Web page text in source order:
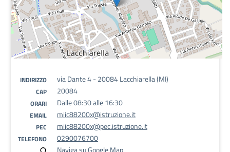
INDIRIZZO via Dante 4 - 20084 Lacchiarella (MI)
CAP 20084
ORARI Dalle 08:30 alle 16:30
EMAIL miic88200x@istruzione.it
PEC miic88200x@pec.istruzione.it
TELEFONO
0290076700
Naviga su Google Map